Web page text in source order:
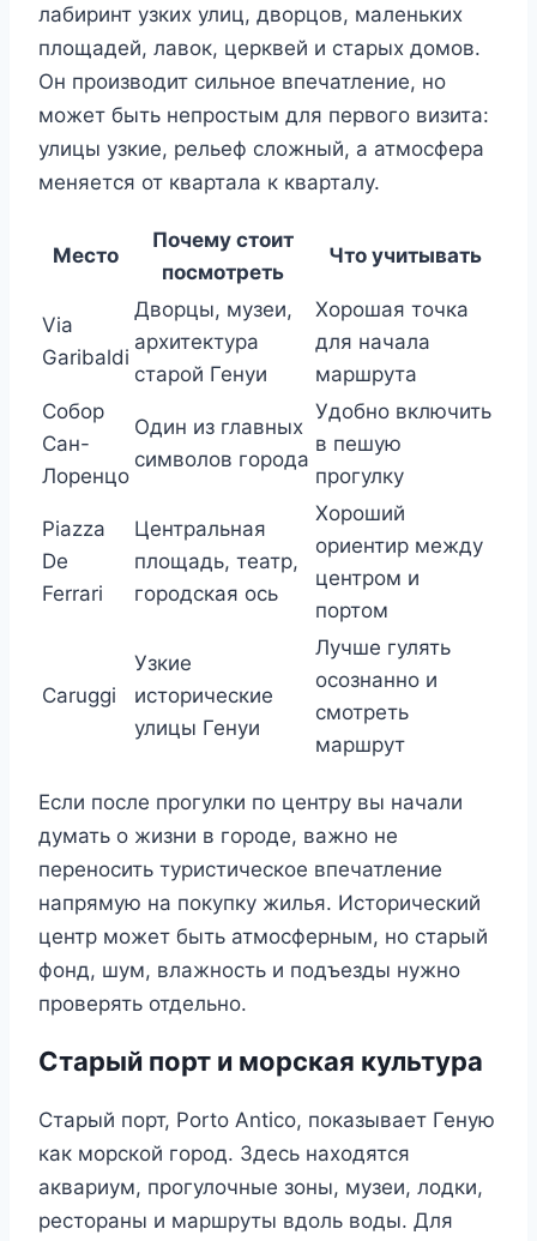
лабиринт узких улиц, дворцов, маленьких
площадей, лавок, церквей и старых домов.
Он производит сильное впечатление, но
может быть непростым для первого визита:
улицы узкие, рельеф сложный, а атмосфера
меняется от квартала к кварталу.
Место
Почему стоит
посмотреть
Что учитывать
Via
Garibaldi
Дворцы, музеи,
архитектура
старой Генуи
Хорошая точка
для начала
маршрута
Собор
Сан-
Лоренцо
Один из главных
символов города
Удобно включить
в пешую
прогулку
Piazza
De
Ferrari
Центральная
площадь, театр,
городская ось
Хороший
ориентир между
центром и
портом
Caruggi
Узкие
исторические
улицы Генуи
Лучше гулять
осознанно и
смотреть
маршрут
Если после прогулки по центру вы начали
думать о жизни в городе, важно не
переносить туристическое впечатление
напрямую на покупку жилья. Исторический
центр может быть атмосферным, но старый
фонд, шум, влажность и подъезды нужно
проверять отдельно.
Старый порт и морская культура
Старый порт, Porto Antico, показывает Геную
как морской город. Здесь находятся
аквариум, прогулочные зоны, музеи, лодки,
рестораны и маршруты вдоль воды. Для